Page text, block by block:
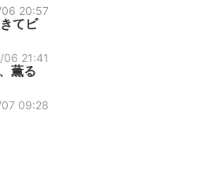
20:57
てビ
06 21:41
薫る
09:28